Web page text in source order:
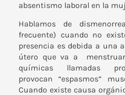
absentismo laboral en la
Hablamos de
frecuente) cuando no
presencia es debida a una
útero que va a
químicas llamadas
provocan “espasmos”
Cuando existe causa